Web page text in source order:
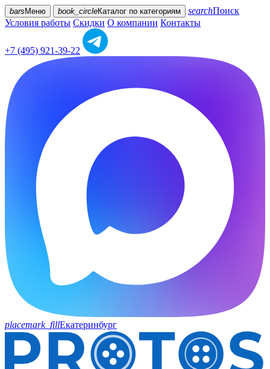
bars Меню book_circleКаталог по категориям searchПоиск
Условия работы Скидки О компании Контакты
+7 (495) 921-39-22
placemark_fillЕкатеринбург